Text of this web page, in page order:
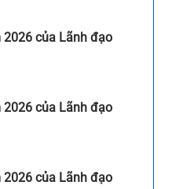
của Lãnh đạo
của Lãnh đạo
của Lãnh đạo